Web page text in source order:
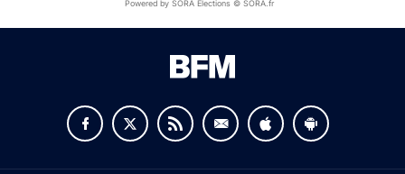
Powered by SORA Elections © SORA.fr